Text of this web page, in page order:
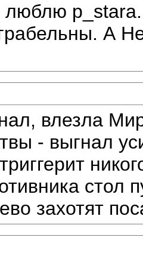
p_stara.
А
влезла
- выгнал
стол
захотят